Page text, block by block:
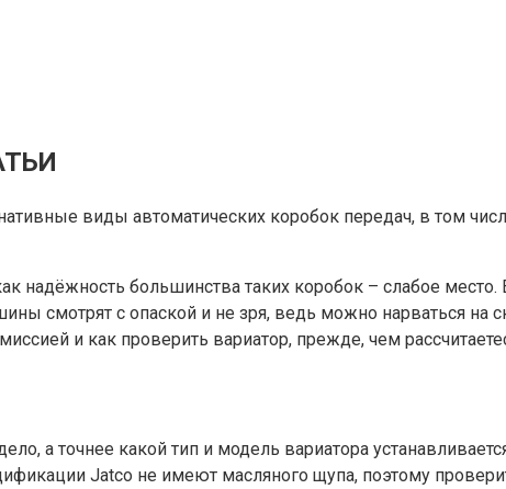
виды автоматических коробок передач, в том
надёжность большинства таких коробок – слабое
смотрят с опаской и не зря, ведь можно нарваться на
и как проверить вариатор, прежде, чем
а точнее какой тип и модель вариатора
Jatco не имеют масляного щупа, поэтому